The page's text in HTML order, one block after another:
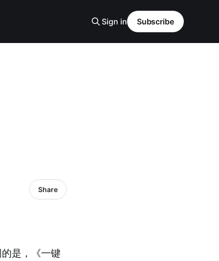
Sign in Subscribe
Share
是，《一键